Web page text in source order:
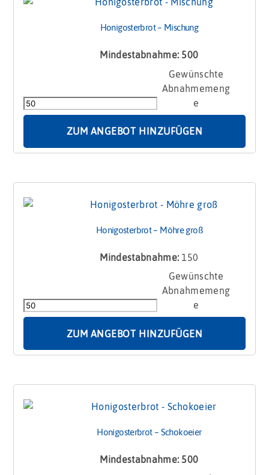
Honigosterbrot – Mischung
Mindestabnahme: 500
Mischung
Menge
ZUM ANGEBOT HINZUFÜGEN
Honigosterbrot – Möhre groß
Mindestabnahme: 150
Möhre
groß
ZUM ANGEBOT HINZUFÜGEN
Honigosterbrot – Schokoeier
Mindestabnahme: 500